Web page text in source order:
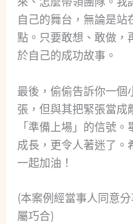
自己的舞台，無論是站
點。只要敢想、敢做，
於自己的成功故事。
最後，偷偷告訴你一個
張，但與其把緊張當成
「準備上場」的信號
成長，更令人著迷了。
一起加油！
(本案例經當事人同意
屬巧合)